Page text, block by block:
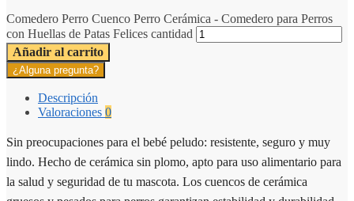
Comedero Perro Cuenco Perro Cerámica - Comedero para Perros
con Huellas de Patas Felices cantidad
Añadir al carrito
¿Alguna pregunta?
Descripción
Valoraciones 0
Sin preocupaciones para el bebé peludo: resistente, seguro y muy
lindo. Hecho de cerámica sin plomo, apto para uso alimentario para
la salud y seguridad de tu mascota. Los cuencos de cerámica